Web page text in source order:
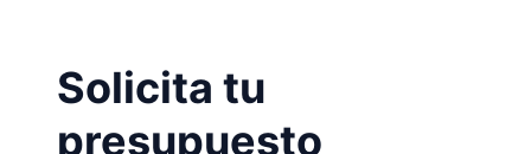
Solicita tu
presupuesto